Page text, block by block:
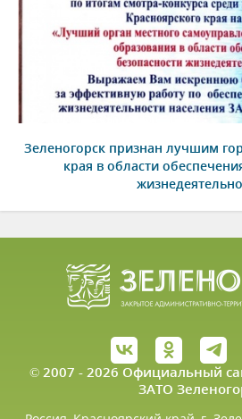
Зеленогорск признан лучшим
края в области
© 2007 - 2026 Официальный
ЗАТО